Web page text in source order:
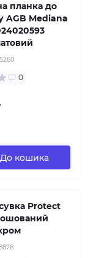
планка до
AGB Mediana
0
До кошика
Protect